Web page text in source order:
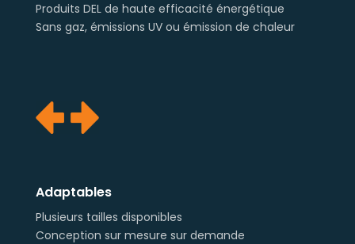
Produits DEL de haute efficacité énergétique
Sans gaz, émissions UV ou émission de chaleur
Adaptables
Plusieurs tailles disponibles
Conception sur mesure sur demande